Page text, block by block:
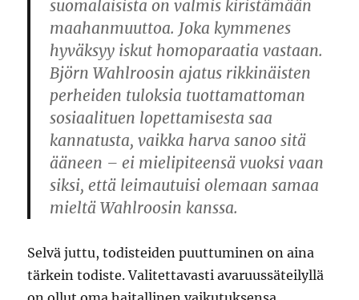
suomalaisista on valmis kiristämään
maahanmuuttoa. Joka kymmenes
hyväksyy iskut homoparaatia vastaan.
Björn Wahlroosin ajatus rikkinäisten
perheiden tuloksia tuottamattoman
sosiaalituen lopettamisesta saa
kannatusta, vaikka harva sanoo sitä
ääneen – ei mielipiteensä vuoksi vaan
siksi, että leimautuisi olemaan samaa
mieltä Wahlroosin kanssa.
Selvä juttu, todisteiden puuttuminen on aina
tärkein todiste. Valitettavasti avaruussäteilyllä